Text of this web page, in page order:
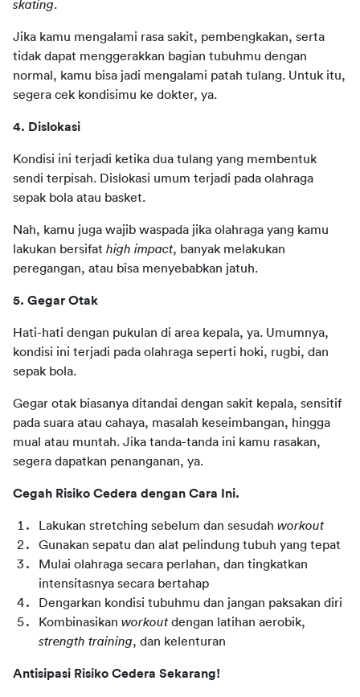
skating.
Jika kamu mengalami rasa sakit, pembengkakan, serta
tidak dapat menggerakkan bagian tubuhmu dengan
normal, kamu bisa jadi mengalami patah tulang. Untuk itu,
segera cek kondisimu ke dokter, ya.
4. Dislokasi
Kondisi ini terjadi ketika dua tulang yang membentuk
sendi terpisah. Dislokasi umum terjadi pada olahraga
sepak bola atau basket.
Nah, kamu juga wajib waspada jika olahraga yang kamu
lakukan bersifat high impact, banyak melakukan
peregangan, atau bisa menyebabkan jatuh.
5. Gegar Otak
Hati-hati dengan pukulan di area kepala, ya. Umumnya,
kondisi ini terjadi pada olahraga seperti hoki, rugbi, dan
sepak bola.
Gegar otak biasanya ditandai dengan sakit kepala, sensitif
pada suara atau cahaya, masalah keseimbangan, hingga
mual atau muntah. Jika tanda-tanda ini kamu rasakan,
segera dapatkan penanganan, ya.
Cegah Risiko Cedera dengan Cara Ini.
Lakukan stretching sebelum dan sesudah workout
Gunakan sepatu dan alat pelindung tubuh yang tepat
Mulai olahraga secara perlahan, dan tingkatkan
intensitasnya secara bertahap
Dengarkan kondisi tubuhmu dan jangan paksakan diri
Kombinasikan workout
strength training, dan kelenturan
Antisipasi Risiko Cedera Sekarang!